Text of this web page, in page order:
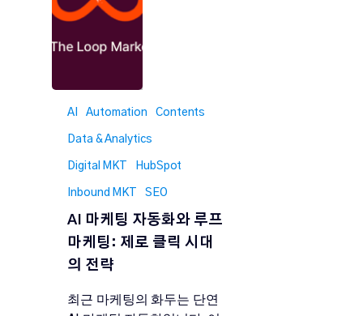
AI Automation Contents
Data & Analytics
Digital MKT HubSpot
Inbound MKT SEO
AI 마케팅 자동화와 루프
마케팅: 제로 클릭 시대
의 전략
최근 마케팅의 화두는 단연